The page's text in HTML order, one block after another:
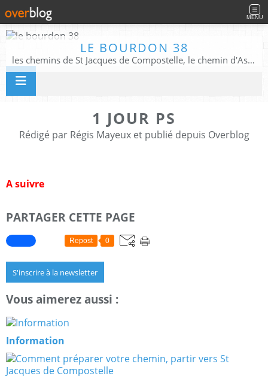
MENU
LE BOURDON 38
les chemins de St Jacques de Compostelle, le chemin d'Assise, La Voie Francigena, et autres chemins ........
1 JOUR PS
Rédigé par Régis Mayeux et publié depuis Overblog
A suivre
PARTAGER CETTE PAGE
Repost 0
S'inscrire à la newsletter
Vous aimerez aussi :
Information